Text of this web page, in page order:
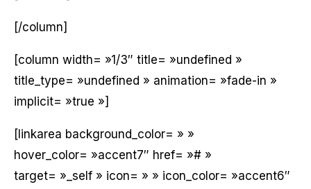
[/column]
[column width= »1/3″ title= »undefined »
title_type= »undefined » animation= »fade-in »
implicit= »true »]
[linkarea background_color= » »
hover_color= »accent7″ href= »# »
target= »_self » icon= » » icon_color= »accent6″